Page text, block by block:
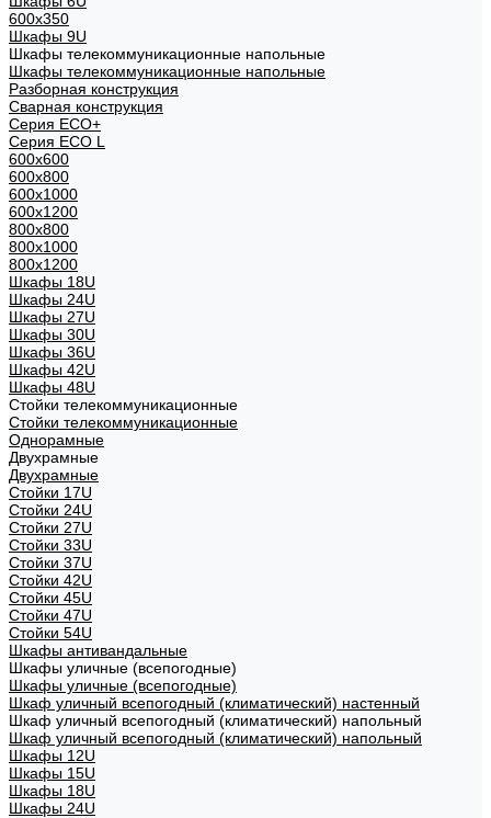
600x350
Шкафы 9U
Шкафы телекоммуникационные напольные
Шкафы телекоммуникационные напольные
Разборная конструкция
Сварная конструкция
Серия ECO+
Серия ECO L
600x600
600x800
600х1000
600х1200
800x800
800х1000
800х1200
Шкафы 18U
Шкафы 24U
Шкафы 27U
Шкафы 30U
Шкафы 36U
Шкафы 42U
Шкафы 48U
Стойки телекоммуникационные
Стойки телекоммуникационные
Однорамные
Двухрамные
Двухрамные
Стойки 17U
Стойки 24U
Стойки 27U
Стойки 33U
Стойки 37U
Стойки 42U
Стойки 45U
Стойки 47U
Стойки 54U
Шкафы антивандальные
Шкафы уличные (всепогодные)
Шкафы уличные (всепогодные)
Шкаф уличный всепогодный (климатический) настенный
Шкаф уличный всепогодный (климатический) напольный
Шкаф уличный всепогодный (климатический) напольный
Шкафы 12U
Шкафы 15U
Шкафы 18U
Шкафы 24U